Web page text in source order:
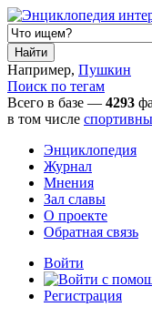
Например, Пушкин
Поиск по тегам
Всего в базе — 4293
в том числе
Энциклопедия
Журнал
Мнения
Зал славы
О проекте
Обратная связь
Войти
Регистрация